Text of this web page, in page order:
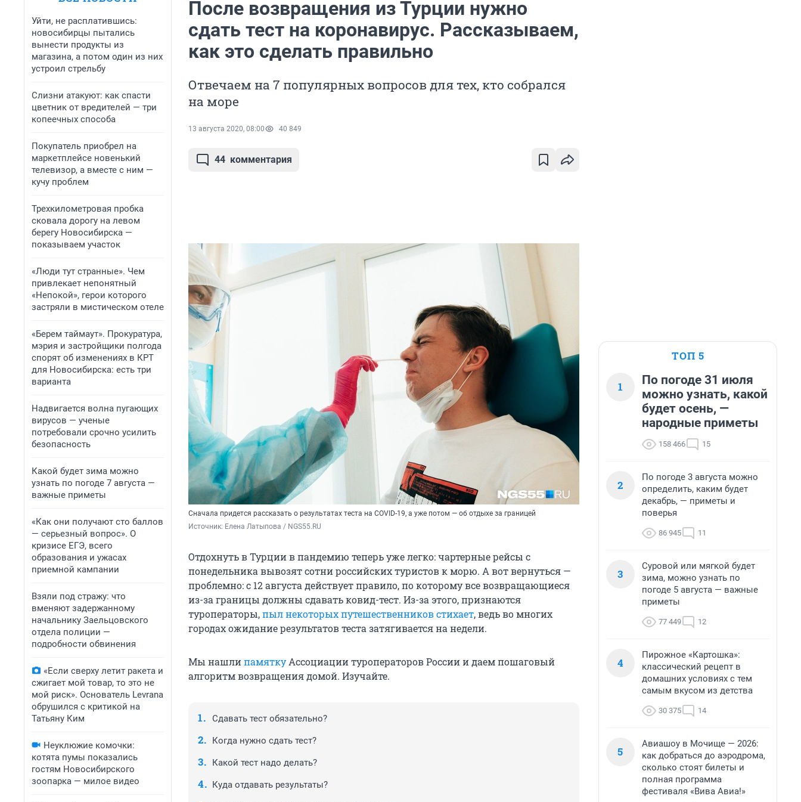
Уйти, не расплатившись:
новосибирцы пытались
вынести продукты из
магазина, а потом один из них
устроил стрельбу
Слизни атакуют: как спасти
цветник от вредителей — три
копеечных способа
Покупатель приобрел на
маркетплейсе новенький
телевизор, а вместе с ним —
кучу проблем
Трехкилометровая пробка
сковала дорогу на левом
берегу Новосибирска —
показываем участок
«Люди тут странные». Чем
привлекает непонятный
«Непокой», герои которого
застряли в мистическом отеле
«Берем таймаут». Прокуратура,
мэрия и застройщики полгода
спорят об изменениях в КРТ
для Новосибирска: есть три
варианта
Надвигается волна пугающих
вирусов — ученые
потребовали срочно усилить
безопасность
Какой будет зима можно
узнать по погоде 7 августа —
важные приметы
«Как они получают сто баллов
— серьезный вопрос». О
кризисе ЕГЭ, всего
образования и ужасах
приемной кампании
Взяли под стражу: что
вменяют задержанному
начальнику Заельцовского
отдела полиции —
подробности обвинения
«Если сверху летит ракета и
сжигает мой товар, то это не
мой риск». Основатель Levrana
обрушился с критикой на
Татьяну Ким
Неуклюжие комочки:
котята пумы показались
гостям Новосибирского
зоопарка — милое видео
После возвращения из Турции нужно
сдать тест на коронавирус. Рассказываем,
как это сделать правильно
Отвечаем на 7 популярных вопросов для тех, кто собрался
на море
13 августа 2020, 08:00 40 849
44 комментария
Сначала придется рассказать о результатах теста на COVID-19, а уже потом — об отдыхе за границей
Источник: Елена Латыпова / NGS55.RU
Отдохнуть в Турции в пандемию теперь уже легко: чартерные рейсы с
понедельника вывозят сотни российских туристов к морю. А вот вернуться —
проблемно: с 12 августа действует правило, по которому все возвращающиеся
из-за границы должны сдавать ковид-тест. Из-за этого, признаются
туроператоры,пыл некоторых путешественников стихает, ведь во многих
городах ожидание результатов теста затягивается на недели.
Мы нашлипамяткуАссоциации туроператоров России и даем пошаговый
алгоритм возвращения домой. Изучайте.
Сдавать тест обязательно?
Когда нужно сдать тест?
Какой тест надо делать?
Куда отдавать результаты?
ТОП 5
1
По погоде 31 июля
можно узнать, какой
будет осень, —
народные приметы
158 466 15
2
По погоде 3 августа можно
определить, каким будет
декабрь, — приметы и
поверья
86 945 11
3
Суровой или мягкой будет
зима, можно узнать по
погоде 5 августа — важные
приметы
77 449 12
4
Пирожное «Картошка»:
классический рецепт в
домашних условиях с тем
самым вкусом из детства
30 375 14
5
Авиашоу в Мочище — 2026:
как добраться до аэродрома,
сколько стоят билеты и
полная программа
фестиваля «Вива Авиа!»